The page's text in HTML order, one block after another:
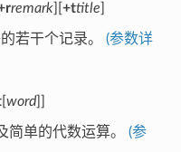
remark][ +ttitle
若干个记录。 (参数详
[ word]]
简单的代数运算。 (参